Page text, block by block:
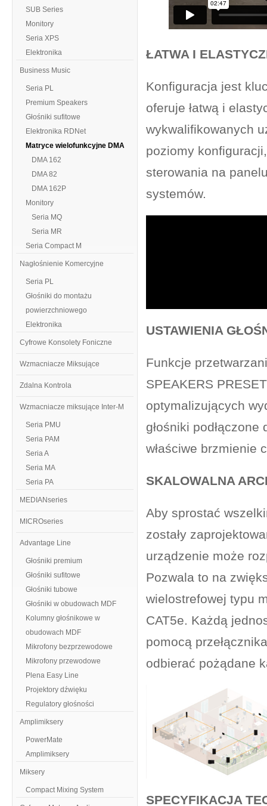
SUB Series
Monitory
Seria XPS
Elektronika
Business Music
Seria PL
Premium Speakers
Głośniki sufitowe
Elektronika RDNet
Matryce wielofunkcyjne DMA
DMA 162
DMA 82
DMA 162P
Monitory
Seria MQ
Seria MR
Seria Compact M
Nagłośnienie Komercyjne
Seria PL
Głośniki do montażu
powierzchniowego
Elektronika
Cyfrowe Konsolety Foniczne
Wzmacniacze Miksujące
Zdalna Kontrola
Wzmacniacze miksujące Inter-M
Seria PMU
Seria PAM
Seria A
Seria MA
Seria PA
MEDIANseries
MICROseries
Advantage Line
Głośniki premium
Głośniki sufitowe
Głośniki tubowe
Głośniki w obudowach MDF
Kolumny głośnikowe w
obudowach MDF
Mikrofony bezprzewodowe
Mikrofony przewodowe
Plena Easy Line
Projektory dźwięku
Regulatory głośności
Amplimiksery
PowerMate
Amplimiksery
Miksery
Compact Mixing System
ŁATWA I
Konfiguracja jest
oferuje łatwą i
wykwalifikowanych
poziomy
sterowania na
systemów.
USTAWIENIA
Funkcje
SPEAKERS
optymalizujących
głośniki
właściwe brzmienie
SKALOWALNA
Aby sprostać
zostały
urządzenie może
Pozwala to na
wielostrefowej typu
CAT5e. Każdą
pomocą
odbierać pożądane
SPECYFIKACJA